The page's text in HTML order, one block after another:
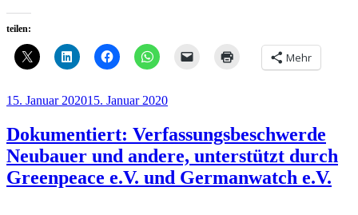
teilen:
Mehr
Veröffentlicht
15. Januar 202015. Januar 2020
Dokumentiert: Verfassungsbeschwerde
Neubauer und andere, unterstützt durch
Greenpeace e.V. und Germanwatch e.V.